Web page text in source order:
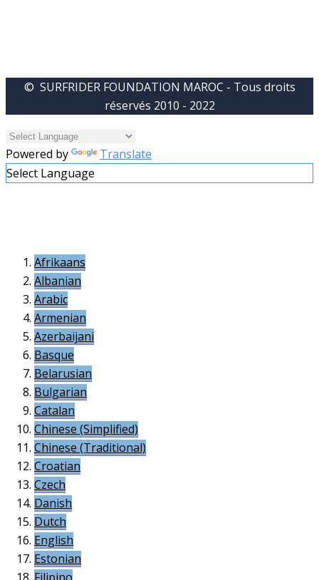
© SURFRIDER FOUNDATION MAROC - Tous droits
réservés 2010 - 2022
Powered by
Translate
Select Language
Afrikaans
Albanian
Arabic
Armenian
Azerbaijani
Basque
Belarusian
Bulgarian
Catalan
Chinese (Simplified)
Chinese (Traditional)
Croatian
Czech
Danish
Dutch
English
Estonian